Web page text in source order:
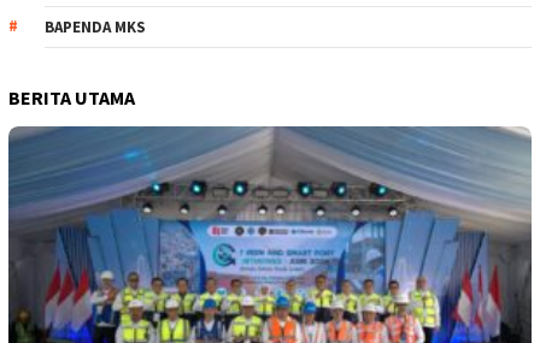
BAPENDA MKS
BERITA UTAMA